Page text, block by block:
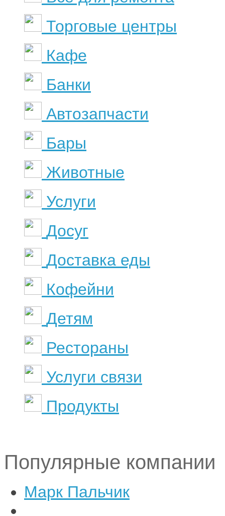
Торговые центры
Кафе
Банки
Автозапчасти
Бары
Животные
Услуги
Досуг
Доставка еды
Кофейни
Детям
Рестораны
Услуги связи
Продукты
Популярные компании
Марк Пальчик